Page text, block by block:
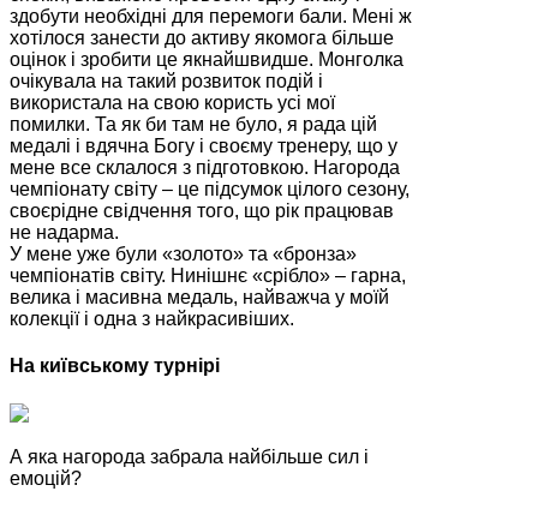
здобути необхідні для перемоги бали. Мені ж
хотілося занести до активу якомога більше
оцінок і зробити це якнайшвидше. Монголка
очікувала на такий розвиток подій і
використала на свою користь усі мої
помилки. Та як би там не було, я рада цій
медалі і вдячна Богу і своєму тренеру, що у
мене все склалося з підготовкою. Нагорода
чемпіонату світу – це підсумок цілого сезону,
своєрідне свідчення того, що рік працював
не надарма.
У мене уже були «золото» та «бронза»
чемпіонатів світу. Нинішнє «срібло» – гарна,
велика і масивна медаль, найважча у моїй
колекції і одна з найкрасивіших.
На київському турнірі
А яка нагорода забрала найбільше сил і
емоцій?